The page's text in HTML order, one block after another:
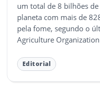
um total de 8 bilhões
planeta com mais de
pela fome, segundo o
Agriculture
Editorial